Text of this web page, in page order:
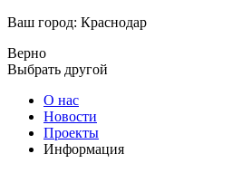
Ваш город: Краснодар
Верно
Выбрать другой
О нас
Новости
Проекты
Информация